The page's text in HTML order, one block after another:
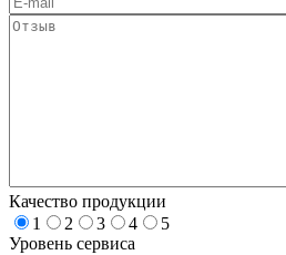
Качество продукции
1
2 3 4
5
Уровень сервиса